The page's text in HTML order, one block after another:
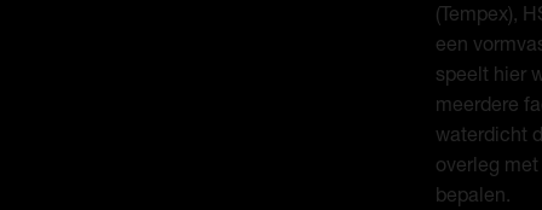
(Tempex),
een
speelt hier
meerdere
waterdicht
overleg
bepalen.